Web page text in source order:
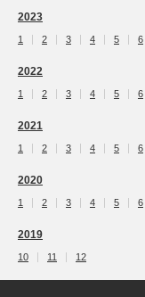
2023
1 2 3 4 5 6
2022
1 2 3 4 5 6
2021
1 2 3 4 5 6
2020
1 2 3 4 5 6
2019
10 11 12